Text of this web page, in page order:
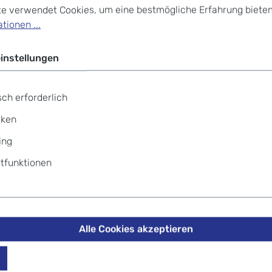
+49
Insektenschutz
befestigt werden und erstreckt sich über den Cruiser,
genutzt werden.
verwendet Cookies, um eine bestmögliche Erfahrung
...
erforderlich
Alle Cookies akzeptieren